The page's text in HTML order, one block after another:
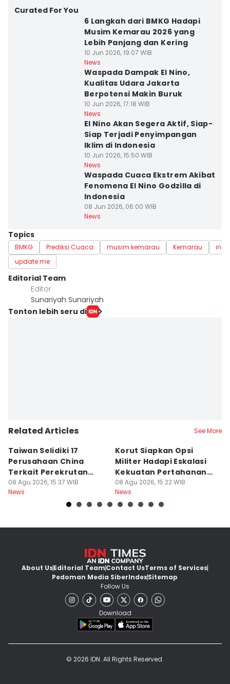
Curated For You
6 Langkah dari BMKG Hadapi
Musim Kemarau 2026 yang
Lebih Panjang dan Kering
10 Jun 2026, 19:07 WIB
News
Waspada Dampak El Nino,
Kualitas Udara Jakarta
Berpotensi Makin Buruk
10 Jun 2026, 17:18 WIB
News
El Nino Akan Segera Aktif, Siap-
Siap Terjadi Penyimpangan
Iklim di Indonesia
10 Jun 2026, 15:50 WIB
News
Waspada Cuaca Ekstrem Akibat
Fenomena El Nino Godzilla di
Indonesia
08 Jun 2026, 06:00 WIB
News
Topics
BMKG Prediksi Cuaca musim kemarau Kemarau
update me
Editorial Team
Editor
Sunariyah Sunariyah
Tonton lebih seru di
Related Articles See More
Taiwan Selidiki 17
Perusahaan China
Terkait Perekrutan
Kerja Ilegal
08 Agu 2026, 15:37 WIB
News
Korut Siapkan Opsi
Militer Hadapi Eskalasi
Kekuatan Pertahanan
Jepang
08 Agu 2026, 15:22 WIB
News
About UsEditorial TeamContact UsTerms of Services
Pedoman Media SiberIndexSitemap
Follow Us
Download
© 2026 IDN. All Rights Reserved.